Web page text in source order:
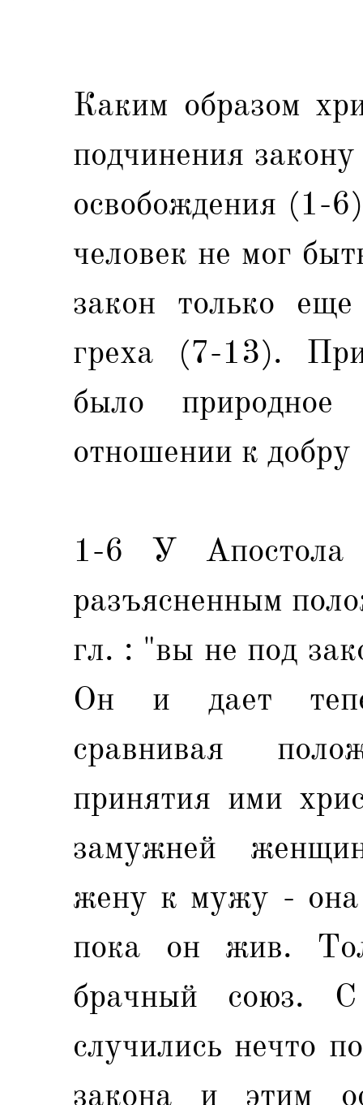
Каким образом
подчинения
освобождения (1-
человек не мог
закон только
греха (7-13).
было природное
отношении к
1-6 У Апостола
разъясненным
гл. : "вы не под
Он и дает
сравнивая
принятия ими
замужней
жену к мужу - она
пока он жив.
брачный союз. С
случились нечто
закона и этим